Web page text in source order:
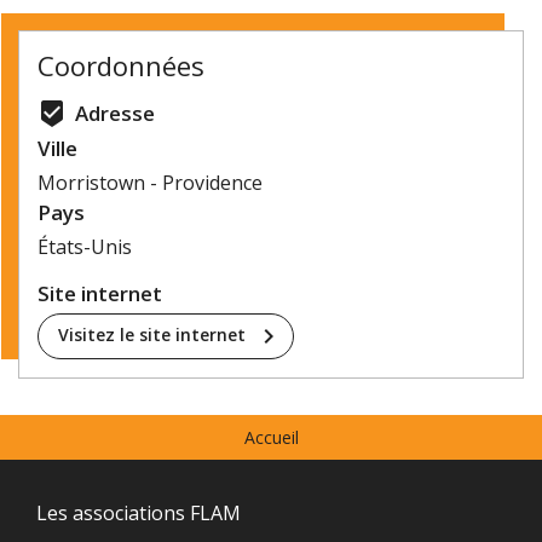
©OpenStreetMapcontributors.
Coordonnées
beenhere Adresse
Ville
Morristown - Providence
Pays
États-Unis
Site internet
Visitez le site internet chevron_right
Accueil
Navigation
Les associations FLAM